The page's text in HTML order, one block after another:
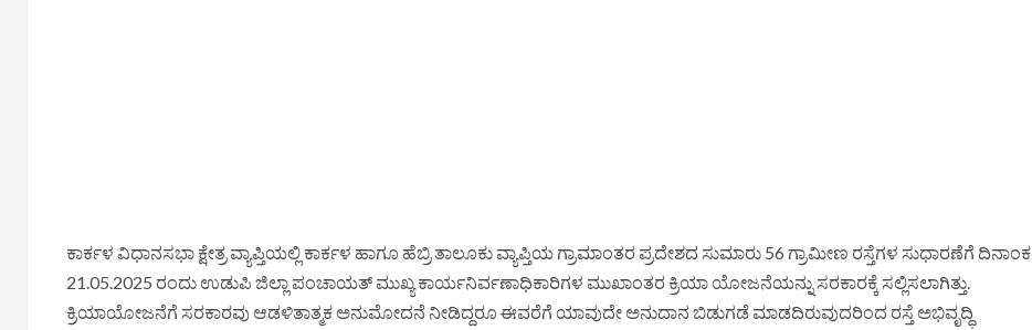
ಕಾರ್ಕಳ ವಿಧಾನಸಭಾ ಕ್ಷೇತ್ರ ವ್ಯಾಪ್ತಿಯಲ್ಲಿ ಕಾರ್ಕಳ ಹಾಗೂ ಹೆಬ್ರಿ ತಾಲೂಕು ವ್ಯಾಪ್ತಿಯ ಗ್ರಾಮಾಂತರ ಪ್ರದೇಶದ ಸುಮಾರು 56 ಗ್ರಾಮೀಣ ರಸ್ತೆಗಳ ಸುಧಾರಣೆಗೆ ದಿನಾಂಕ
21.05.2025 ರಂದು ಉಡುಪಿ ಜಿಲ್ಲಾ ಪಂಚಾಯತ್ ಮುಖ್ಯ ಕಾರ್ಯನಿರ್ವಣಾಧಿಕಾರಿಗಳ ಮುಖಾಂತರ ಕ್ರಿಯಾ ಯೋಜನೆಯನ್ನು ಸರಕಾರಕ್ಕೆ ಸಲ್ಲಿಸಲಾಗಿತ್ತು.
ಕ್ರಿಯಾಯೋಜನೆಗೆ ಸರಕಾರವು ಆಡಳಿತಾತ್ಮಕ ಅನುಮೋದನೆ ನೀಡಿದ್ದರೂ ಈವರೆಗೆ ಯಾವುದೇ ಅನುದಾನ ಬಿಡುಗಡೆ ಮಾಡದಿರುವುದರಿಂದ ರಸ್ತೆ ಅಭಿವೃದ್ಧಿ